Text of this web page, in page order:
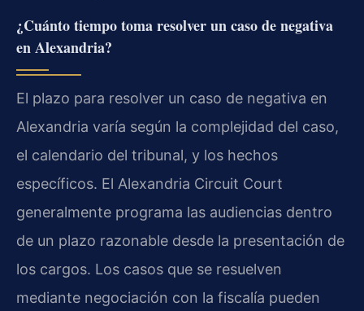
¿Cuánto tiempo toma resolver un caso de negativa
en Alexandria?
El plazo para resolver un caso de negativa en
Alexandria varía según la complejidad del caso,
el calendario del tribunal, y los hechos
específicos. El Alexandria Circuit Court
generalmente programa las audiencias dentro
de un plazo razonable desde la presentación de
los cargos. Los casos que se resuelven
mediante negociación con la fiscalía pueden